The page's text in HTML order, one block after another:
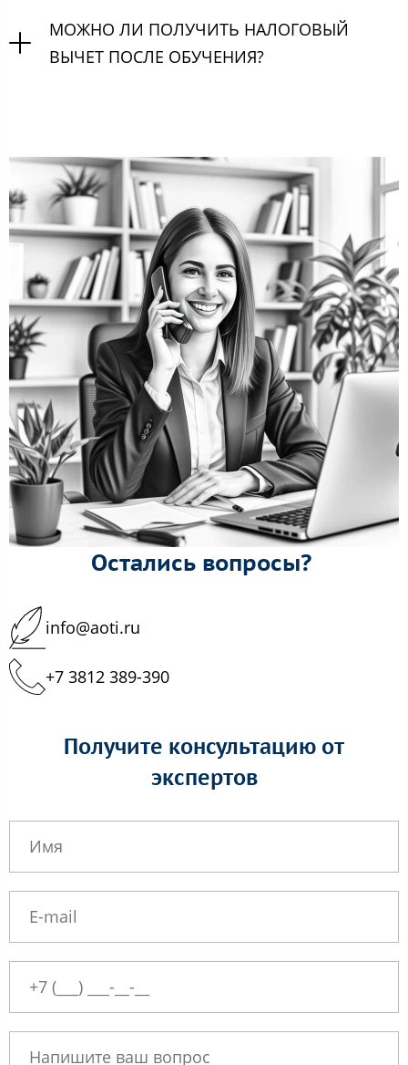
МОЖНО ЛИ ПОЛУЧИТЬ НАЛОГОВЫЙ
ВЫЧЕТ ПОСЛЕ ОБУЧЕНИЯ?
Остались вопросы?
info@aoti.ru
+7 3812 389-390
Получите консультацию от
экспертов